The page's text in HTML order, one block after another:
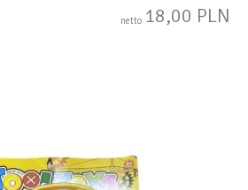
netto 18,00 PLN